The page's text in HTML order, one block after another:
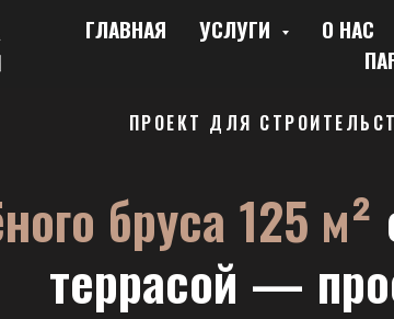
ГЛАВНАЯ УСЛУГИ О НАС
ПРОЕКТ ДЛЯ
бруса 125 м²
террасой —